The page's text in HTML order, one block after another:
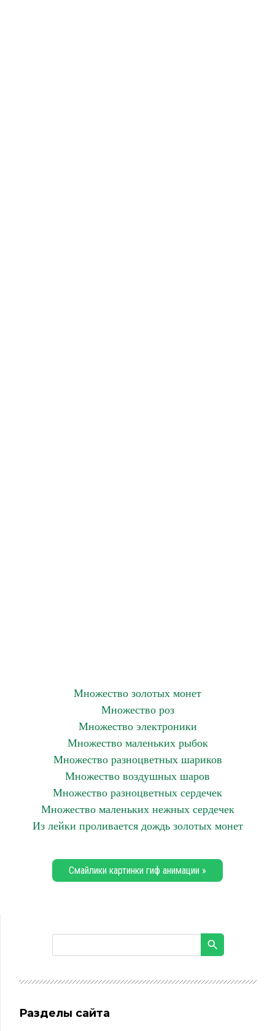
Множество золотых монет
Множество роз
Множество электроники
Множество маленьких рыбок
Множество разноцветных шариков
Множество воздушных шаров
Множество разноцветных сердечек
Множество маленьких нежных сердечек
Из лейки проливается дождь золотых монет
Смайлики картинки гиф анимации »
Разделы сайта